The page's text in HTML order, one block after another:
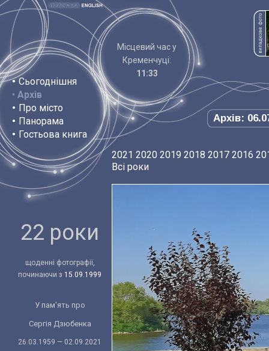
• Сьогоднішня
• Архів
• Про місто
• Панорама
• Гостьова книга
Місцевий час у
Кременчуці:
11:33
Архів:
22 роки
щоденні фотографії,
починаючи з 15.09.1999
У пам'ять про
Сергія Дзюбенка
26.03.1959 — 02.09.2021
2021 2020 2019 2018 2017 2016
Всі роки